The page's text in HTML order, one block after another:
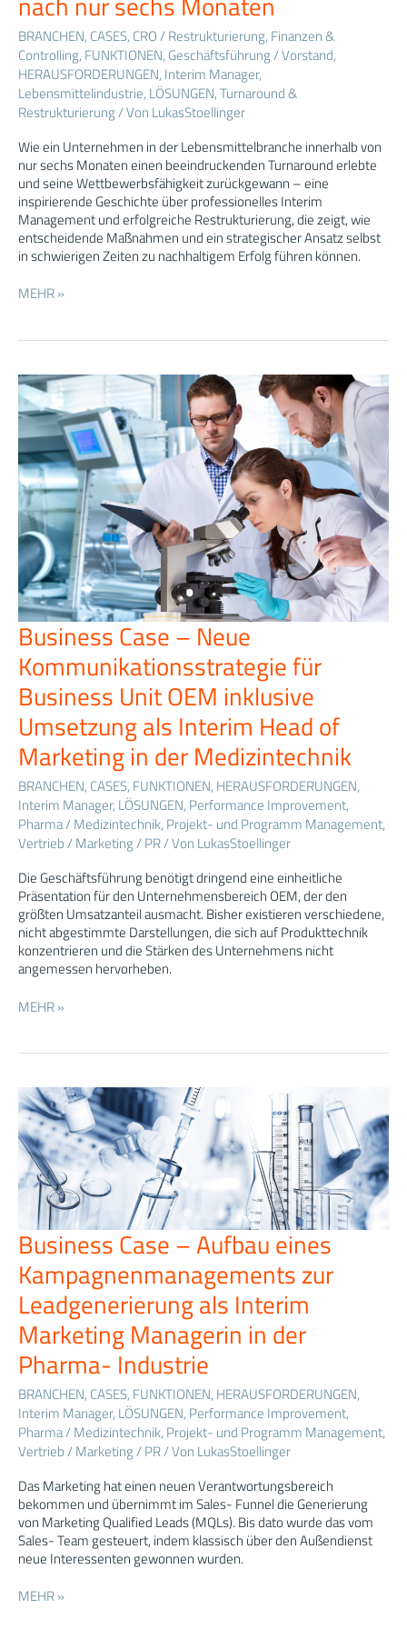
BRANCHEN, CASES, CRO / Restrukturierung, Finanzen &
Controlling, FUNKTIONEN, Geschäftsführung / Vorstand,
HERAUSFORDERUNGEN, Interim Manager,
Lebensmittelindustrie, LÖSUNGEN,Turnaround &
Restrukturierung/ Von LukasStoellinger
Wie ein Unternehmen in der Lebensmittelbranche innerhalb von
nur sechs Monaten einen beeindruckenden Turnaround erlebte
und seine Wettbewerbsfähigkeit zurückgewann – eine
inspirierende Geschichte über professionelles Interim
Management und erfolgreiche Restrukturierung, die zeigt, wie
entscheidende Maßnahmen und ein strategischer Ansatz selbst
in schwierigen Zeiten zu nachhaltigem Erfolg führen können.
Erfolgsgeschichte
über
den
Turnaround
eines
Unternehmens
nach
nur
sechs
Monaten
MEHR »
Business Case – Neue
Kommunikationsstrategie für
Business Unit OEM inklusive
Umsetzung als Interim Head of
Marketing in der Medizintechnik
BRANCHEN, CASES, FUNKTIONEN, HERAUSFORDERUNGEN,
Interim Manager, LÖSUNGEN, Performance Improvement,
Pharma / Medizintechnik, Projekt- und Programm Management,
Vertrieb / Marketing / PR/ Von LukasStoellinger
Die Geschäftsführung benötigt dringend eine einheitliche
Präsentation für den Unternehmensbereich OEM, der den
größten Umsatzanteil ausmacht. Bisher existieren verschiedene,
nicht abgestimmte Darstellungen, die sich auf Produkttechnik
konzentrieren und die Stärken des Unternehmens nicht
angemessen hervorheben.
Business
Case
–
Neue
Kommunikationsstrategie
für
Business
Unit
inklusive
Umsetzung
als
Interim
of
Marketing
in
der
Medizintechnik
MEHR »
Business Case – Aufbau eines
Kampagnenmanagements zur
Leadgenerierung als Interim
Marketing Managerin in der
Pharma- Industrie
BRANCHEN, CASES, FUNKTIONEN, HERAUSFORDERUNGEN,
Interim Manager, LÖSUNGEN, Performance Improvement,
Pharma / Medizintechnik, Projekt- und Programm Management,
Vertrieb / Marketing / PR/ Von LukasStoellinger
Das Marketing hat einen neuen Verantwortungsbereich
bekommen und übernimmt im Sales- Funnel die Generierung
von Marketing Qualified Leads (MQLs). Bis dato wurde das vom
Sales- Team gesteuert, indem klassisch über den Außendienst
neue Interessenten gewonnen wurden.
Business
Case
–
Aufbau
eines
Kampagnenmanagements
zur
Leadgenerierung
Interim
Marketing
Managerin
in
Pharma-
Industrie
MEHR »